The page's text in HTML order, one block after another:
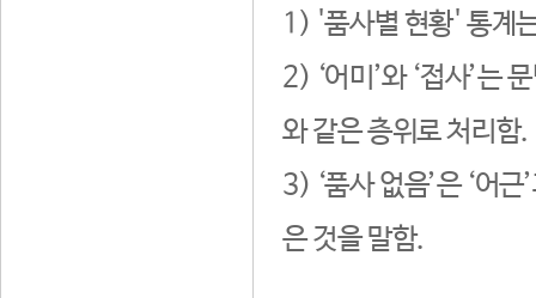
1) '품사별 현황' 통계
2) ‘어미’와 ‘접사’는
와 같은 층위로 처리함.
3) ‘품사 없음’은 ‘어
은 것을 말함.